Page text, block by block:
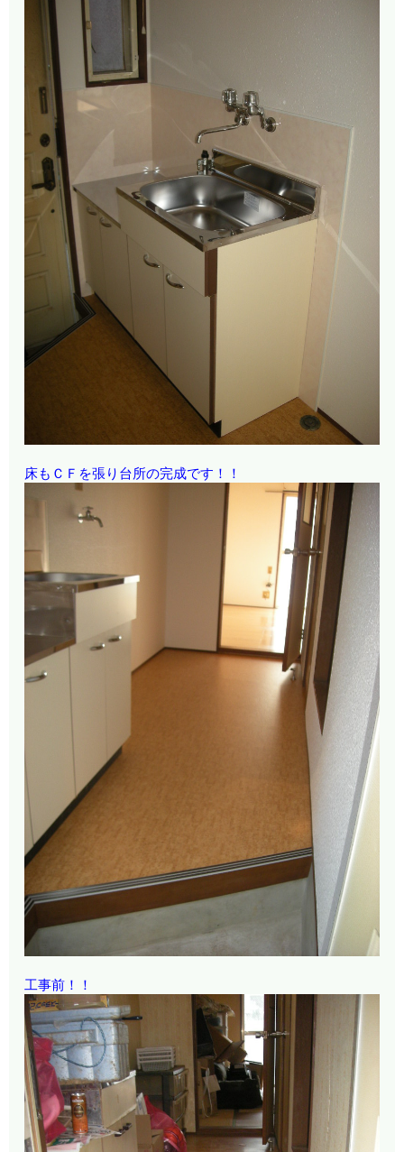
床もＣＦを張り台所の完成です！！
工事前！！